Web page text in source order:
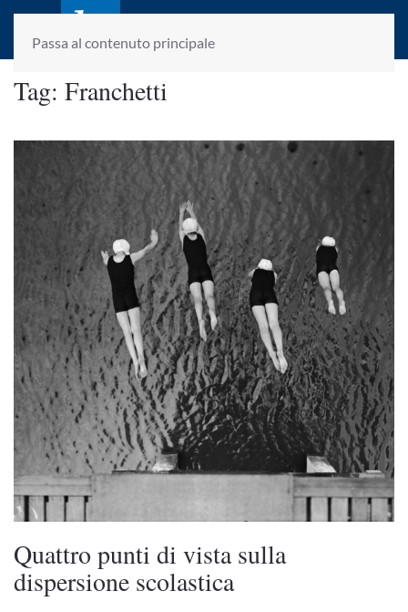
Passa al contenuto principale
laletteraturaenoi.it
fondato da Romano Luperini
Tag: Franchetti
Quattro punti di vista sulla
dispersione scolastica